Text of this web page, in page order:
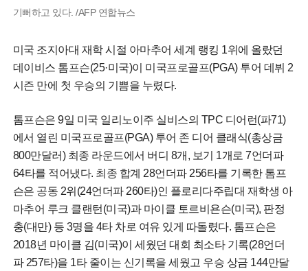
기뻐하고 있다. /AFP 연합뉴스
미국 조지아대 재학 시절 아마추어 세계 랭킹 1위에 올랐던
데이비스 톰프슨(25·미국)이 미국프로골프(PGA) 투어 데뷔 2
시즌 만에 첫 우승의 기쁨을 누렸다.
톰프슨은 9일 미국 일리노이주 실비스의 TPC 디어런(파71)
에서 열린 미국프로골프(PGA) 투어 존 디어 클래식(총상금
800만달러) 최종 라운드에서 버디 8개, 보기 1개로 7언더파
64타를 적어냈다. 최종 합계 28언더파 256타를 기록한 톰프
슨은 공동 2위(24언더파 260타)인 플로리다주립대 재학생 아
마추어 루크 클랜턴(미국)과 마이클 토르비욘슨(미국), 판정
충(대만) 등 3명을 4타 차로 여유 있게 따돌렸다. 톰프슨은
2018년 마이클 김(미국)이 세웠던 대회 최소타 기록(28언더
파 257타)을 1타 줄이는 신기록을 세웠고 우승 상금 144만달